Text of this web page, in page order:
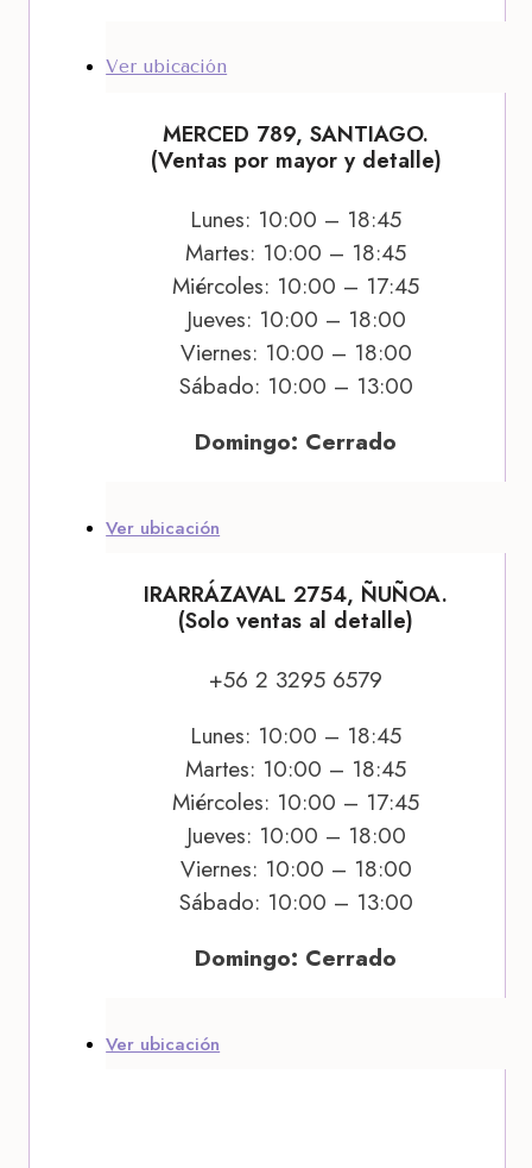
Ver ubicación
MERCED 789, SANTIAGO.
(Ventas por mayor y detalle)
Lunes: 10:00 – 18:45
Martes: 10:00 – 18:45
Miércoles: 10:00 – 17:45
Jueves: 10:00 – 18:00
Viernes: 10:00 – 18:00
Sábado: 10:00 – 13:00
Domingo: Cerrado
Ver ubicación
IRARRÁZAVAL 2754, ÑUÑOA.
(Solo ventas al detalle)
+56 2 3295 6579
Lunes: 10:00 – 18:45
Martes: 10:00 – 18:45
Miércoles: 10:00 – 17:45
Jueves: 10:00 – 18:00
Viernes: 10:00 – 18:00
Sábado: 10:00 – 13:00
Domingo: Cerrado
Ver ubicación